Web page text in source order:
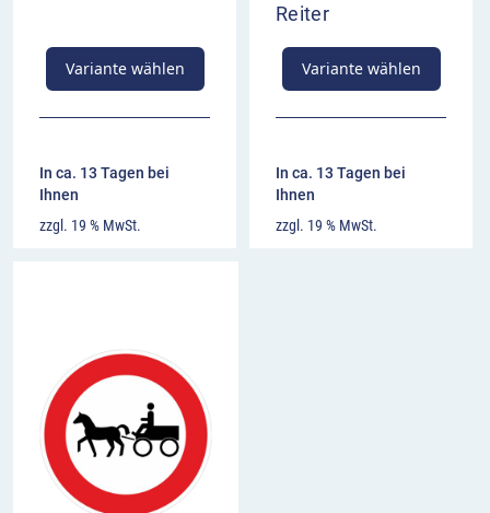
Variante wählen
In ca. 13 Tagen bei
Ihnen
zzgl. 19 % MwSt.
Reiter
Variante wählen
In ca. 13 Tagen bei
Ihnen
zzgl. 19 % MwSt.